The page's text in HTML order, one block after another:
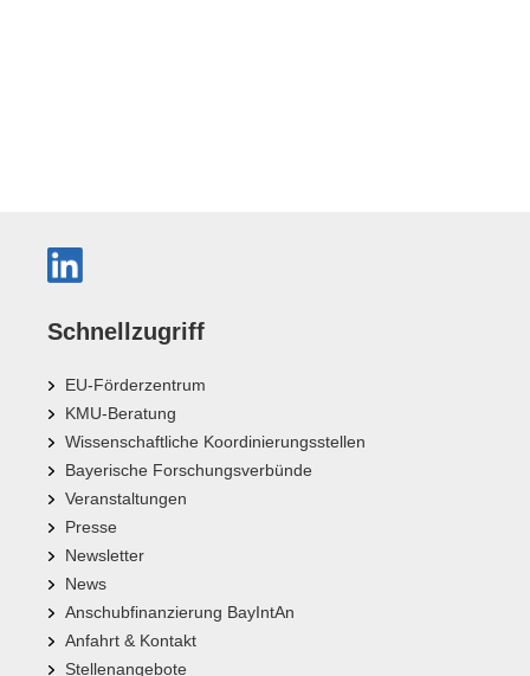
Schnellzugriff
EU-Förderzentrum
KMU-Beratung
Wissenschaftliche Koordinierungsstellen
Bayerische Forschungsverbünde
Veranstaltungen
Presse
Newsletter
News
Anschubfinanzierung BayIntAn
Anfahrt & Kontakt
Stellenangebote